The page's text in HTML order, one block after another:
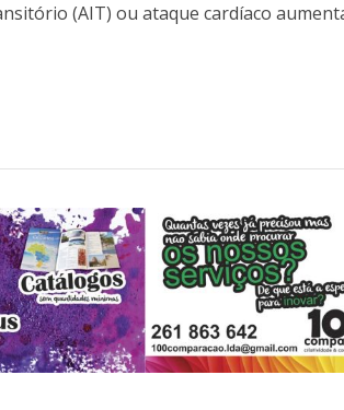
(AIT) ou ataque cardíaco